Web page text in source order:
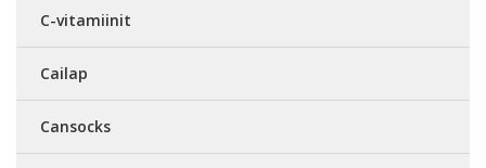
C-vitamiinit
Cailap
Cansocks